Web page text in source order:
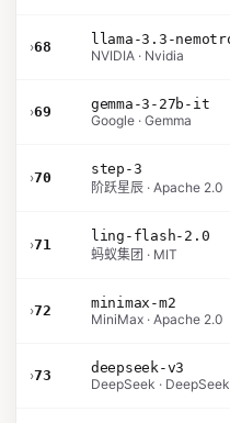
›68
NVIDIA · Nvidia
›69
gemma-3-27b-it
Google · Gemma
›70
step-3
阶跃星辰 · Apache 2.0
›71
ling-flash-2.0
蚂蚁集团 · MIT
›72
minimax-m2
MiniMax · Apache 2.0
›73
deepseek-v3
DeepSeek · DeepSeek